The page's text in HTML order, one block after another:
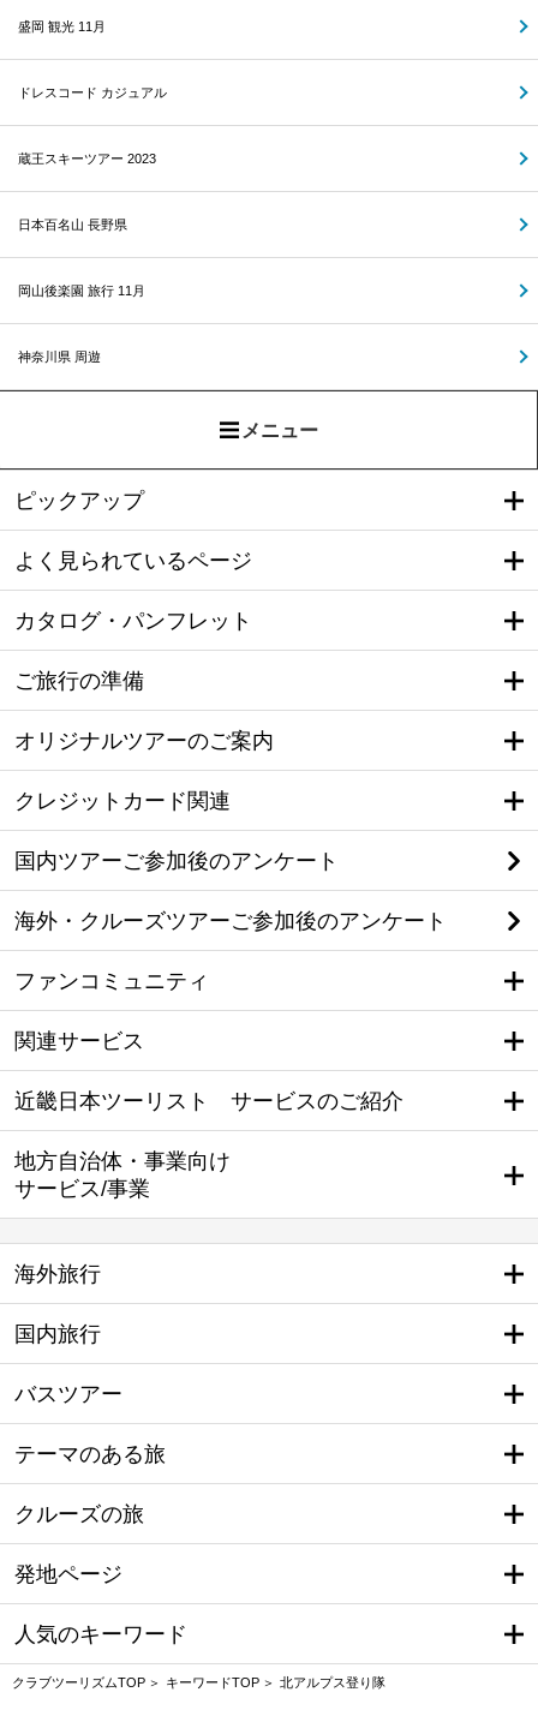
盛岡 観光 11月
ドレスコード カジュアル
蔵王スキーツアー 2023
日本百名山 長野県
岡山後楽園 旅行 11月
神奈川県 周遊
メニュー
ピックアップ
よく見られているページ
カタログ・パンフレット
ご旅行の準備
オリジナルツアーのご案内
クレジットカード関連
国内ツアーご参加後のアンケート
海外・クルーズツアーご参加後のアンケート
ファンコミュニティ
関連サービス
近畿日本ツーリスト サービスのご紹介
地方自治体・事業向け
サービス/事業
海外旅行
国内旅行
バスツアー
テーマのある旅
クルーズの旅
発地ページ
人気のキーワード
クラブツーリズムTOP キーワードTOP 北アルプス登り隊